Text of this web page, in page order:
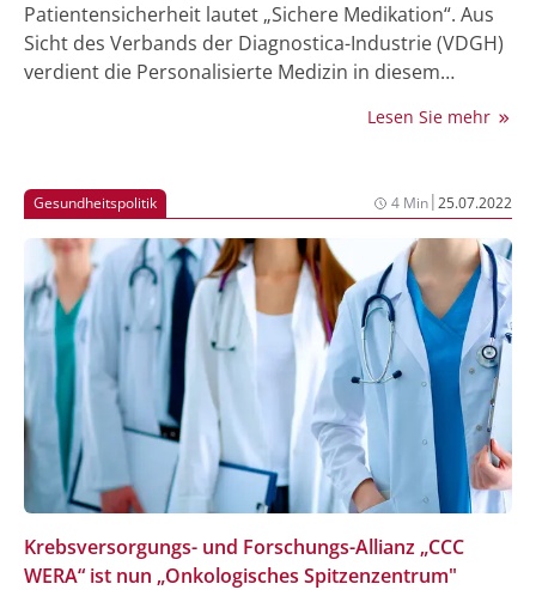
Patientensicherheit lautet „Sichere Medikation“. Aus
Sicht des Verbands der Diagnostica-Industrie (VDGH)
verdient die Personalisierte Medizin in diesem
Diagnostik und Medikation auf den jeweiligen
einer Arzneimitteltherapie und zeitgleich sinkt das
Risiko durch beispielsweise geringere
Nebenwirkungen. VDGH-Geschäftsführer Dr. Martin
Walger betont: „Der Schlüssel zur Personalisierten
Medizin liegt in der gezielten Diagnostik. Vor allem bei
der Behandlung von Krebserkrankungen ist der
Einsatz molekularer Labordiagnostik für die
Therapieentscheidung ein unverzichtbares
Kernstück.“
Lesen Sie mehr
Gesundheitspolitik 4 Min|25.07.2022
Krebsversorgungs- und Forschungs-Allianz „CCC
WERA“ ist nun „Onkologisches Spitzenzentrum"